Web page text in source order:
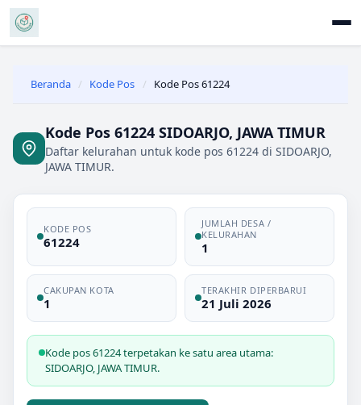
Beranda / Kode Pos / Kode Pos 61224
Kode Pos 61224 SIDOARJO, JAWA TIMUR
Daftar kelurahan untuk kode pos 61224 di SIDOARJO,
JAWA TIMUR.
KODE POS
61224
JUMLAH DESA /
KELURAHAN
1
CAKUPAN KOTA
1
TERAKHIR DIPERBARUI
21 Juli 2026
Kode pos 61224 terpetakan ke satu area utama:
SIDOARJO, JAWA TIMUR.